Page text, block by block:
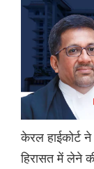
केरल हाईकोर्ट ने
हिरासत में लेने